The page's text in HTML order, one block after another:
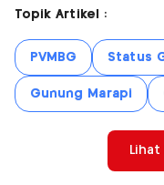
Topik Artikel :
PVMBG Status
Gunung Marapi